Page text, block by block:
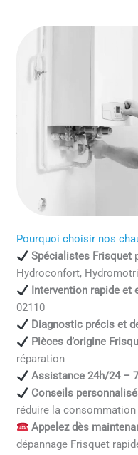
Pourquoi choisir nos
Spécialistes Frisquet
Hydroconfort,
Intervention rapide et
02110
Diagnostic précis et
Pièces d’origine
réparation
Assistance 24h/24 –
Conseils
réduire la
Appelez dès
dépannage Frisquet